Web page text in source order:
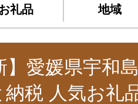
礼品 地域
】愛媛県宇和
税 人気お礼